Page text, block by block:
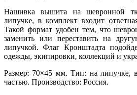
Нашивка вышита на шевронной
липучке, в комплект входит
Такой формат удобен тем, что
заменить или переставить на
липучкой. Флаг Кронштадта
одежды, экипировки, коллекций и
Размер: 70×45 мм. Тип: на липучке,
частью. Производство: Россия.